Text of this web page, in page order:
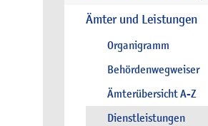
Ämter und Leistungen
Organigramm
Behördenwegweiser
Ämterübersicht A-Z
Dienstleistungen